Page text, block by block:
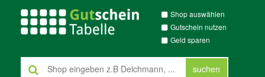
Shop auswählen
Gutschein nutzen
Geld sparen
suchen